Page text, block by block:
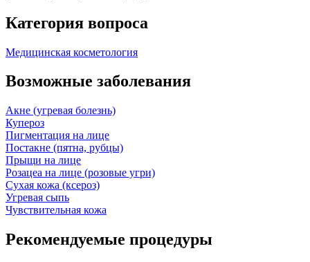
Категория вопроса
Медицинская косметология
Возможные заболевания
Акне (угревая болезнь)
Купероз
Пигментация на лице
Постакне (пятна, рубцы)
Прыщи на лице
Розацеа на лице (розовые угри)
Сухая кожа (ксероз)
Угревая сыпь
Чувствительная кожа
Рекомендуемые процедуры